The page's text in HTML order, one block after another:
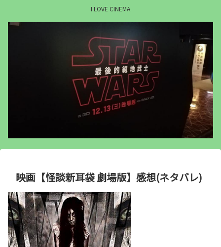
I LOVE CINEMA
映画【怪談新耳袋 劇場版】感想(ネタバレ)